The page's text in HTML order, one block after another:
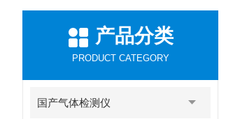
产品分类
PRODUCT CATEGORY
国产气体检测仪